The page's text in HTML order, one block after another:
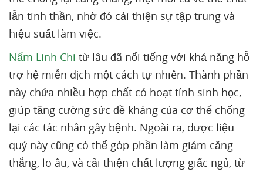
lẫn tinh thần, nhờ đó cải thiện sự tập trung và
hiệu suất làm việc.
Nấm Linh Chi từ lâu đã nổi tiếng với khả năng hỗ
trợ hệ miễn dịch một cách tự nhiên. Thành phần
này chứa nhiều hợp chất có hoạt tính sinh học,
giúp tăng cường sức đề kháng của cơ thể chống
lại các tác nhân gây bệnh. Ngoài ra, dược liệu
quý này cũng có thể góp phần làm giảm căng
thẳng, lo âu, và cải thiện chất lượng giấc ngủ, từ